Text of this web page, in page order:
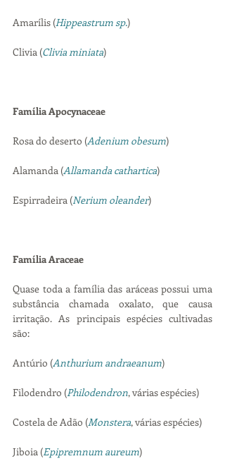
Amarílis (Hippeastrum sp.)
Clivia (Clivia miniata)
Família Apocynaceae
Rosa do deserto (Adenium obesum)
Alamanda (Allamanda cathartica)
Espirradeira (Nerium oleander)
Família Araceae
Quase toda a família das aráceas possui uma
substância chamada oxalato, que causa
irritação. As principais espécies cultivadas
são:
Antúrio (Anthurium andraeanum)
Filodendro (Philodendron, várias espécies)
Costela de Adão (Monstera, várias espécies)
Jiboia (Epipremnum aureum)